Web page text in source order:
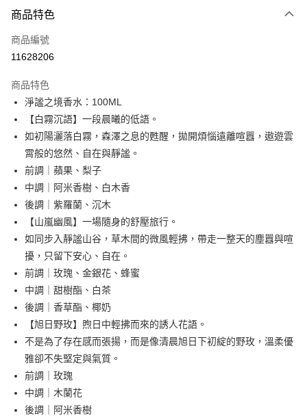
信用卡一次付款
超商取貨付款
Apple Pay
悠遊付
Google Pay
網路銀行/電子錢包
相關說明
支援用馬幣 (MYR) 付款，結帳時商品金額可能因匯率變動而有所調整。
大哥付你分期
相關說明
【大哥付你分期使用說明】
1.本服務由台灣大哥大提供，台灣大哥大用戶可立即使用無須另外申請。
2.付款方式選擇「大哥付你分期」，訂單成立後會自動跳轉到大哥付的交易
流程，驗證手機門號後，選擇欲分期的期數、繳款截止日，確認付款後即完
3.實際核准額度、可分期數及費用金額請依後續交易確認頁面所載為準。
4.訂單成立30分鐘內，如未前往確認交易或遇審核未通過，訂單將自動取
消。如遇「轉專審核」未通過狀況，表示未達大哥付你分期系統評分，恕無
法說明評估內容。
【繳款方式說明】
1.分期款項不併入電信帳單，「大哥付你分期」於每月結算日後寄送繳費提
2.透過簡訊連結打開帳單後，可選擇「超商條碼／台灣大直營門市／銀行轉
帳／街口支付／iPASS MONEY」等通路繳費。
AFTEE先享後付
相關說明
【關於「AFTEE先享後付」】
AFTEE先享後付是「在收到商品之後才付款」的支付方式。 讓您購物簡單
１．簡單：不需註冊會員、不需綁卡、不需儲值。
２．便利：只要手機號碼，簡訊認證，即可結帳。
３．安心：先確認商品／服務後，再付款。
【「AFTEE先享後付」結帳流程】
１．於結帳方式選擇「AFTEE先享後付」後，將跳轉至「AFTEE先享後付」
２．訂單成立數日內，您將收到繳費通知簡訊。
ATM付款
貨到付款
運送方式
全家取貨付款
每筆NT$80，滿NT$999(含以上)免運費
商品特色
商品編號
11628206
商品特色
淨謐之境香水：100ML
【白霧沉語】一段晨曦的低語。
如初陽灑落白霧，森澤之息的甦醒，拋開煩惱遠離喧囂，遨遊雲
霄般的悠然、自在與靜謐。
前調｜蘋果、梨子
中調｜阿米香樹、白木香
後調｜紫羅蘭、沉木
【山嵐幽風】一場隨身的舒壓旅行。
如同步入靜謐山谷，草木間的微風輕拂，帶走一整天的塵囂與喧
擾，只留下安心、自在。
前調｜玫瑰、金銀花、蜂蜜
中調｜甜樹酯、白茶
後調｜香草酯、椰奶
【旭日野玫】煦日中輕拂而來的誘人花語。
不是為了存在感而張揚，而是像清晨旭日下初綻的野玫，溫柔優
雅卻不失堅定與氣質。
前調｜玫瑰
中調｜木蘭花
後調｜阿米香樹